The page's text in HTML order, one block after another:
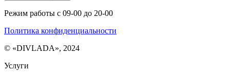
Режим работы с 09-00 до 20-00
Политика конфиденциальности
© «DIVLADA», 2024
Услуги